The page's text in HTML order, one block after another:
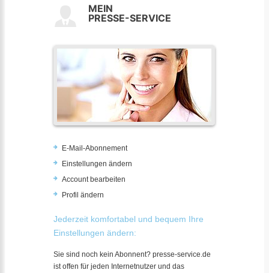
MEIN
PRESSE-SERVICE
E-Mail-Abonnement
Einstellungen ändern
Account bearbeiten
Profil ändern
Jederzeit komfortabel und bequem Ihre
Einstellungen ändern:
Sie sind noch kein Abonnent? presse-service.de
ist offen für jeden Internetnutzer und das